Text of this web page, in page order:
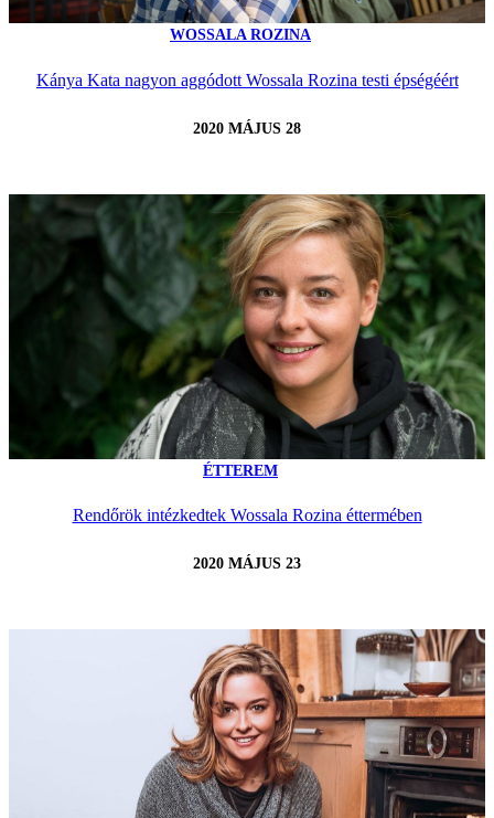
WOSSALA ROZINA
Kánya Kata nagyon aggódott Wossala Rozina testi épségéért
2020 MÁJUS 28
ÉTTEREM
Rendőrök intézkedtek Wossala Rozina éttermében
2020 MÁJUS 23